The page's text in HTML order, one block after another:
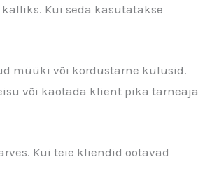
Kui seda kasutatakse
müüki või kordustarne kulusid.
või kaotada klient pika tarneaja
Kui teie kliendid ootavad